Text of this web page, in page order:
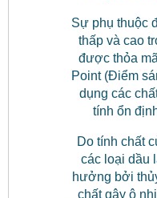
Sự phụ thuộc
thấp và cao
được thỏa
Point (Điểm
dụng các
tính ổn
Do tính chất
các loại dầu
hưởng bởi
chất gây ô